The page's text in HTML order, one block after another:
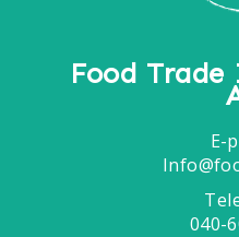
Food
E-
040-